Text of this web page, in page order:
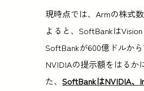
現時点では、Armの株式
よると、SoftBankは
SoftBankが600億ドルか
NVIDIAの提示額をはる
た、 SoftBankはNVIDIA、